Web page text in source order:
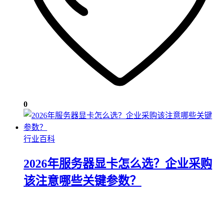
0
行业百科
2026年服务器显卡怎么选？企业采购
该注意哪些关键参数？